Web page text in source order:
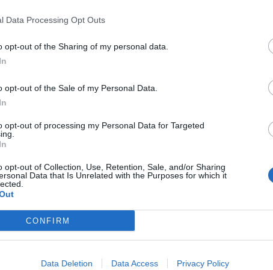
Data Processing Opt Outs
opt-out of the Sharing of my personal data.
opt-out of the Sale of my Personal Data.
opt-out of processing my Personal Data for Targeted
opt-out of Collection, Use, Retention, Sale, and/or Sharing
Data that Is Unrelated with the Purposes for which it
CONFIRM
Data Deletion Data Access Privacy Policy
Dogliani (104)
Faule (6)
Fossano (501)
Frabosa Soprana (8)
Frassino (9)
Gambasca (1)
Neviglie (19)
Niella Tanaro (19)
Ostana (3)